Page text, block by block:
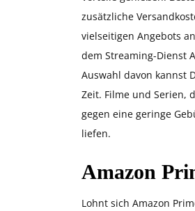
zusätzliche
vielseitigen Angebots
dem Streaming-Dienst
Auswahl davon kannst
Zeit. Filme und Serien,
gegen eine geringe
liefen.
Amazon
Lohnt sich Amazon